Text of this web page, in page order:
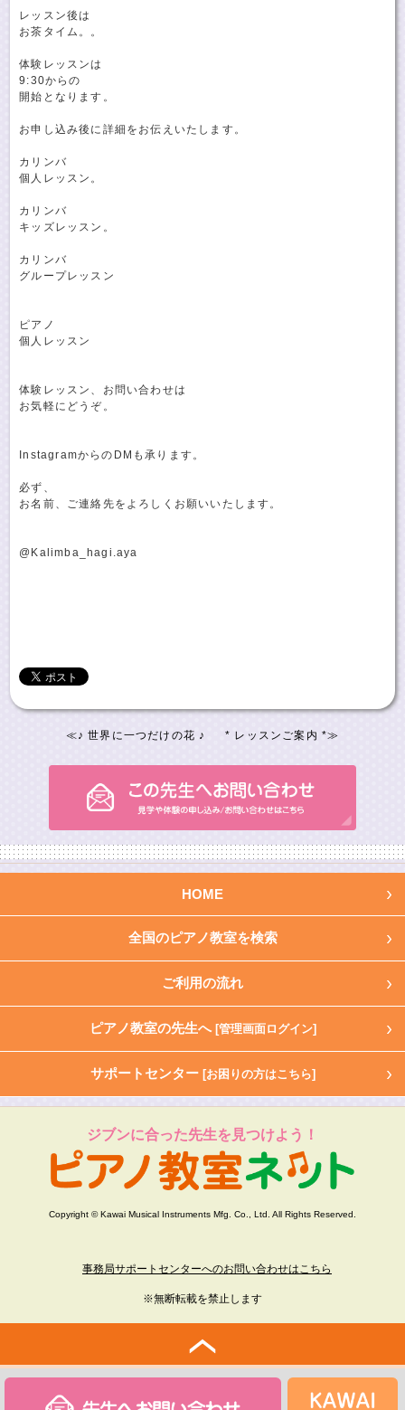
レッスン後は
お茶タイム。。
体験レッスンは
9:30からの
開始となります。
お申し込み後に詳細をお伝えいたします。
カリンバ
個人レッスン。
カリンバ
キッズレッスン。
カリンバ
グループレッスン
ピアノ
個人レッスン
体験レッスン、お問い合わせは
お気軽にどうぞ。
InstagramからのDMも承ります。
必ず、
お名前、ご連絡先をよろしくお願いいたします。
@Kalimba_hagi.aya
≪♪ 世界に一つだけの花 ♪ * レッスンご案内 *≫
HOME
全国のピアノ教室を検索
ご利用の流れ
ピアノ教室の先生へ [管理画面ログイン]
サポートセンター [お困りの方はこちら]
ジブンに合った先生を見つけよう！
Copyright © Kawai Musical Instruments Mfg. Co., Ltd. All Rights Reserved.
事務局サポートセンターへのお問い合わせはこちら
※無断転載を禁止します